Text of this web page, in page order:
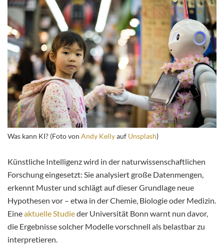
Was kann KI? (Foto von Andy Kellyauf Unsplash)
Künstliche Intelligenz wird in der naturwissenschaftlichen
Forschung eingesetzt: Sie analysiert große Datenmengen,
erkennt Muster und schlägt auf dieser Grundlage neue
Hypothesen vor – etwa in der Chemie, Biologie oder Medizin.
Eineaktuelle Studieder Universität Bonn warnt nun davor,
die Ergebnisse solcher Modelle vorschnell als belastbar zu
interpretieren.